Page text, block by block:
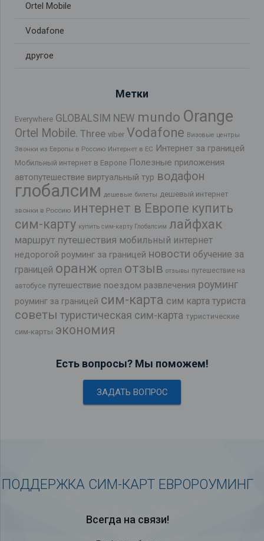
Ortel Mobile
Vodafone
другое
Метки
Everywhere GLOBALSIM NEW mundo Orange
Ortel Mobile. Three viber Vodafone Визовые центры
Звонки из Европы в Россию Интернет в ЕС Интернет за границей
Мобильный интернет в Европе Полезные приложения
автопутешествие виртуальный тур водафон
глобалсим дешевые билеты дешевый интернет
звонки в Россию интернет в Европе купить
сим-карту купить сим-карту Глобалсим лайфхак
маршрут путешествия мобильный интернет
недорогой роуминг за границей новости обучение за
границей оранж ортел отзыв отзывы путешествие на
автобусе путешествие поездом развлечения роуминг
роуминг за границей сим-карта сим карта туриста
советы туристическая сим-карта туристические
сим-карты экономия
Есть вопросы? Мы поможем!
ЗАДАТЬ ВОПРОС
ПОДДЕРЖКА СИМ-КАРТ ЕВРОРОУМИНГ
Всегда на связи!